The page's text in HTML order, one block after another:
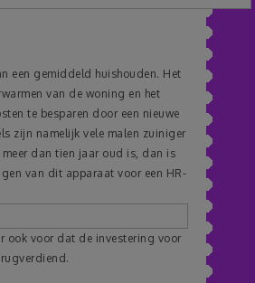
een gemiddeld huishouden. Het
van de woning en het
te besparen door een nieuwe
zijn namelijk vele malen zuiniger
dan tien jaar oud is, dan is
van dit apparaat voor een HR-
ook voor dat de investering voor